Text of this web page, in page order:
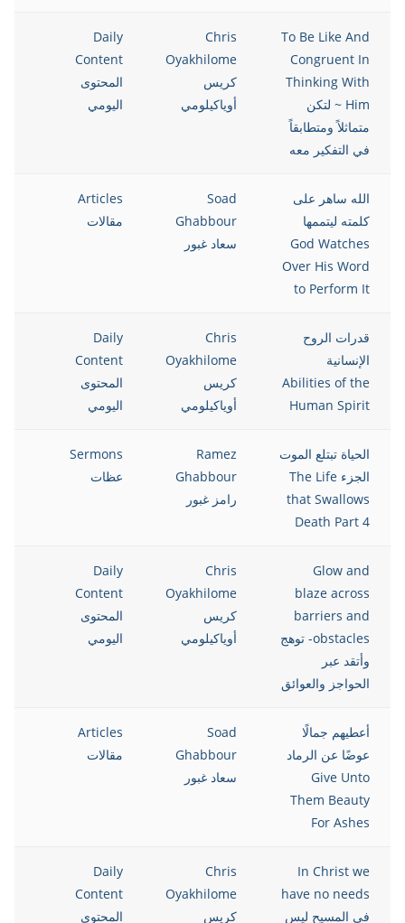
To Be Like And
Congruent In
Thinking With
Him ~ لتكن
متماثلاً ومتطابقاً
في التفكير معه
Chris
Oyakhilome
كريس
أوياكيلومي
Daily
Content
المحتوى
اليومي
الله ساهر على
كلمته ليتممها
God Watches
Over His Word
to Perform It
Soad
Ghabbour
سعاد غبور
Articles
مقالات
قدرات الروح
الإنسانية
Abilities of the
Human Spirit
Chris
Oyakhilome
كريس
أوياكيلومي
Daily
Content
المحتوى
اليومي
الحياة تبتلع الموت
الجزء The Life
that Swallows
Death Part 4
Ramez
Ghabbour
رامز غبور
Sermons
عظات
Glow and
blaze across
barriers and
obstacles- توهج
وأتقد عبر
الحواجز والعوائق
Chris
Oyakhilome
كريس
أوياكيلومي
Daily
Content
المحتوى
اليومي
أعطيهم جمالًا
عوضًا عن الرماد
Give Unto
Them Beauty
For Ashes
Soad
Ghabbour
سعاد غبور
Articles
مقالات
In Christ we
have no needs
في المسيح ليس
Chris
Oyakhilome
كريس
Daily
Content
المحتوى